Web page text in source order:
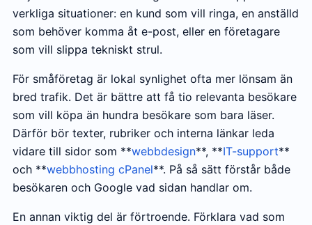
verkliga situationer: en kund som vill ringa, en anställd
som behöver komma åt e-post, eller en företagare
som vill slippa tekniskt strul.
För småföretag är lokal synlighet ofta mer lönsam än
bred trafik. Det är bättre att få tio relevanta besökare
som vill köpa än hundra besökare som bara läser.
Därför bör texter, rubriker och interna länkar leda
vidare till sidor som **webbdesign**, **IT-support**
och **webbhosting cPanel**. På så sätt förstår både
besökaren och Google vad sidan handlar om.
En annan viktig del är förtroende. Förklara vad som